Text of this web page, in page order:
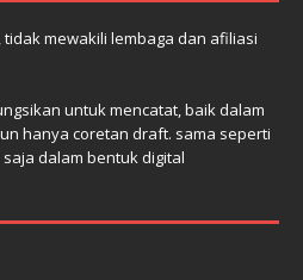
tidak mewakili lembaga dan afiliasi
untuk mencatat, baik dalam
hanya coretan draft. sama seperti
dalam bentuk digital